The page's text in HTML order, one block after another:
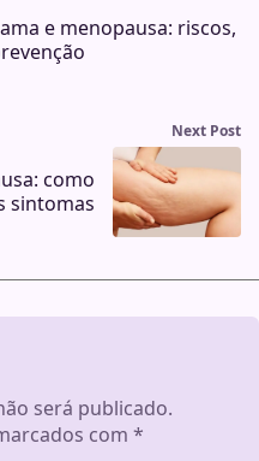
e menopausa: riscos,
Next Post
como
sintomas
será publicado.
com *